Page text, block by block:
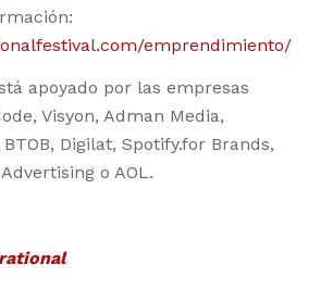
emprendimiento/
apoyado por las empresas
Visyon, Adman Media,
Digilat, Spotify.for Brands,
o AOL.